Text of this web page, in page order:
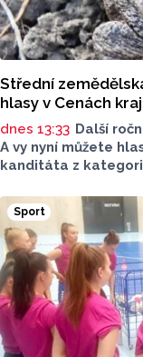
Střední
hlasy v Cenách
dnes 13:33 Další
A vy nyní můžete
kanditáta z
v Přerově, která má
v ochraně
Sport